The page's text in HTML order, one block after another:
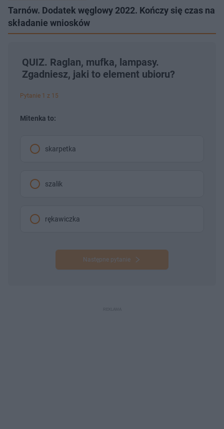
Tarnów. Dodatek węglowy 2022. Kończy się czas na
składanie wniosków
QUIZ. Raglan, mufka, lampasy.
Zgadniesz, jaki to element ubioru?
Pytanie 1 z 15
Mitenka to:
skarpetka
szalik
rękawiczka
Następne pytanie